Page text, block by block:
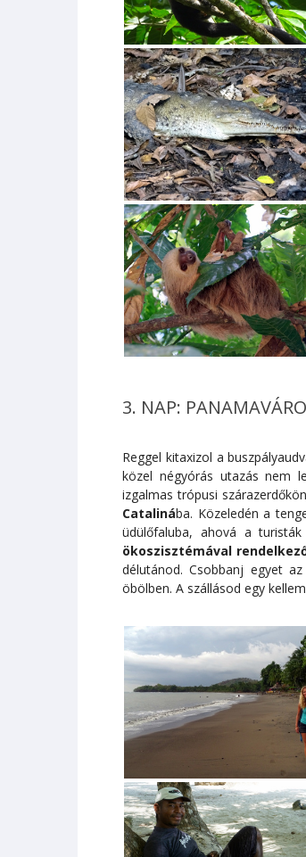
3. NAP:
Reggel kitaxizol a
közel négyórás utazás nem
izgalmas trópusi
Catalinába. Közeledén a
üdülőfaluba, ahová a
ökoszisztémával
délutánod. Csobbanj egyet
öbölben. A szállásod egy